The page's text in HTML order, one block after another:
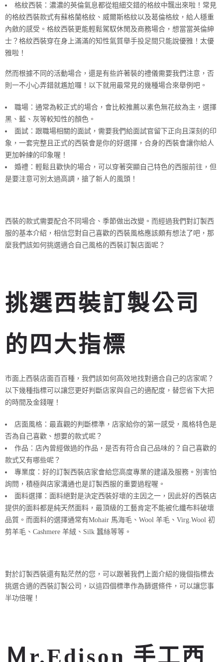
格紋西裝：濃濃的英倫氣息都從粗細交錯的格紋中飄出來啦！常見
的格紋西裝款式有蘇格蘭格紋、威爾斯格紋以及葛倫格紋，給人穩重
內斂的感受。格紋西裝更能輕鬆駕馭休閒及商務場合，想當當英倫紳
士？格紋西裝穿在身上滿滿的知性氣質舉手投足間只能說優雅！太優
雅啦！
然而根據不同的活動場合，還是有些許著裝的禮儀需要我們注意，否
則一不小心弄錯就尷尬囉！以下就用最常見的幾種場合來舉例吧。
職場：通常為較正式的場合，會比較推薦以素色無花紋為主，選擇
黑、藍、灰等較知性的顏色。
面試：跟職場相關的面試，需要我們給面試官留下正向且深刻的印
象，一套完整且正式的西裝會是你的好選擇，合身的西裝會讓你給人
更加幹練的印象喔！
婚禮：輕鬆且歡快的場合，可以穿著突顯自己特色的西服前往，但
是要注意可別太過高調，搶了新人的風頭！
西裝的款式需要配合不同場合、季節做出改變。而經過我們對訂製西
服的基本介紹，相信您對自己喜歡的西裝風格應該頗有想法了吧，那
麼我們該如何挑選適合自己風格的西裝訂製店面呢？
挑選西裝訂製公司
的四大指標
市面上西裝店面百百種，我們該如何高效地找對適合自己的店家呢？
以下幾種指標可以讓您更好判斷店家與自己的適配度，替您省下大把
的時間及金錢喔！
店面風格：最直觀的判斷標準，店家給你的第一感受，風格特色是
否為自己喜歡、想要的款式呢？
作品：店內曾經做過的作品，是否有符合自己品味的？自己喜歡的
款式又有哪些呢？
專業度：好的訂製西裝店家會給您高度專業的建議及服務。別害怕
詢問，積極與店家溝通也是訂製西服的重要過程喔。
面料選擇：面料絕對是決定西裝好壞的主因之一，因此好的西裝店
提供的面料都是純天然面料，最頂級的工藝肯定不能被化纖布料破壞
品質。而面料的選擇通常有Mohair 馬海毛、 Wool 羊毛、Virg.Wool 初
剪羊毛、Cashmere 羊絨、Silk 蠶絲等等。
對於訂製西裝還有點茫然的您，可以跟著我們上面介紹的幾個指標去
挑選合適的西裝訂製公司，以這四個標準作為篩選條件，可以讓您事
半功倍喔！
Ｍr.Edison 手工西